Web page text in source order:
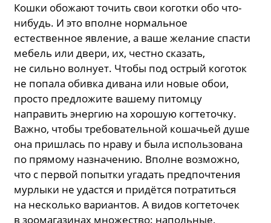
Кошки обожают точить свои коготки обо что-
нибудь. И это вполне нормальное
естественное явление, а ваше желание спасти
мебель или двери, их, честно сказать,
не сильно волнует. Чтобы под острый коготок
не попала обивка дивана или новые обои,
просто предложите вашему питомцу
направить энергию на хорошую когтеточку.
Важно, чтобы требовательной кошачьей душе
она пришлась по нраву и была использована
по прямому назначению. Вполне возможно,
что с первой попытки угадать предпочтения
мурлыки не удастся и придётся потратиться
на несколько вариантов. А видов когтеточек
в зоомагазинах множество: напольные,